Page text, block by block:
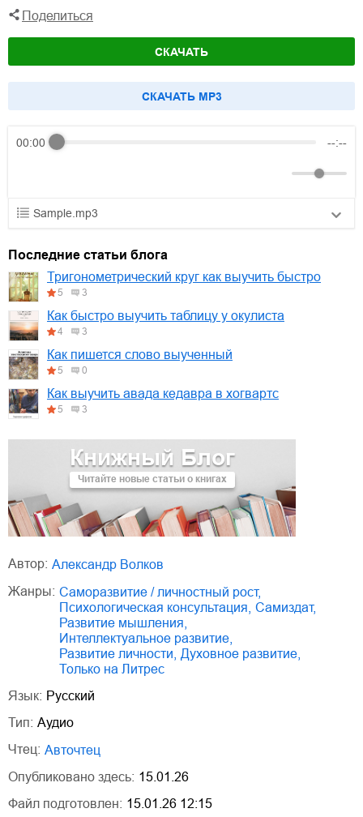
Поделиться
СКАЧАТЬ
CКАЧАТЬ MP3
00:00 --:--
Sample.mp3
02.mp3
03.mp3
Книжный Блог
Читайте новые статьи о книгах
Последние статьи блога
Тригонометрический круг как выучить быстро
5 3
Как быстро выучить таблицу у окулиста
4 3
Как пишется слово выученный
5 0
Как выучить авада кедавра в хогвартс
5 3
Автор:
Александр Волков
Жанры:
саморазвитие / личностный рост,
психологическая консультация
Самиздат,
развитие мышления
интеллектуальное развитие
развитие личности
духовное развитие
только на Литрес
Язык: Русский
Тип: Аудио
Чтец:
Авточтец
Опубликовано здесь: 15.01.26
Файл подготовлен: 15.01.26 12:15